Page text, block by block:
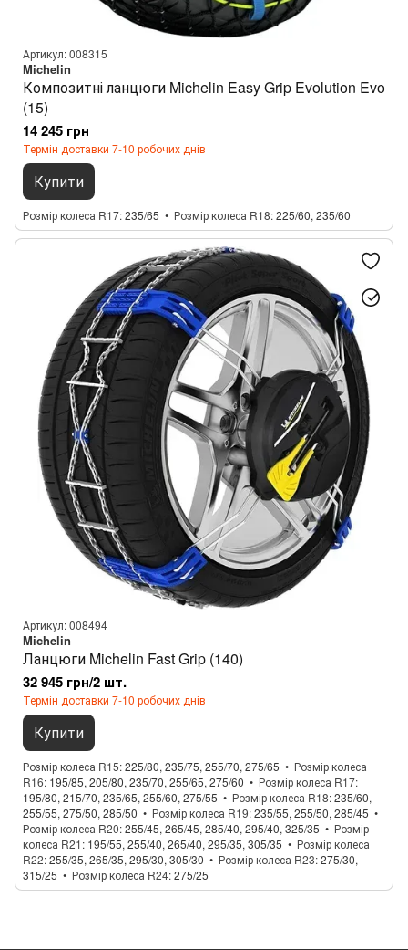
Артикул: 008315
Michelin
Композитні ланцюги Michelin Easy Grip Evolution Evo
(15)
14 245 грн
Термін доставки 7-10 робочих днів
Купити
Розмір колеса R17 235/65 Розмір колеса R18 225/60, 235/60
Артикул: 008494
Michelin
Ланцюги Michelin Fast Grip (140)
32 945 грн/2 шт.
Термін доставки 7-10 робочих днів
Купити
Розмір колеса R15 225/80, 235/75, 255/70, 275/65
Розмір колеса
R16 195/85, 205/80, 235/70, 255/65, 275/60
Розмір колеса R17
195/80, 215/70, 235/65, 255/60, 275/55
Розмір колеса R18 235/60,
255/55, 275/50, 285/50
Розмір колеса R19 235/55, 255/50, 285/45
Розмір колеса R20 255/45, 265/45, 285/40, 295/40, 325/35
Розмір
колеса R21 195/55, 255/40, 265/40, 295/35, 305/35
Розмір колеса
R22 255/35, 265/35, 295/30, 305/30 Розмір колеса R23 275/30,
315/25
Розмір колеса R24 275/25